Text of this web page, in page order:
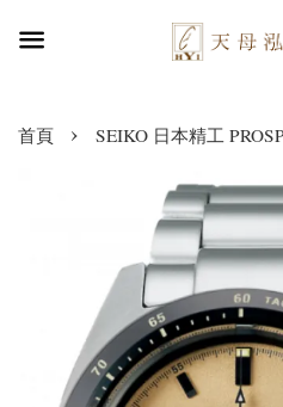
首頁 › SEIKO 日本精工